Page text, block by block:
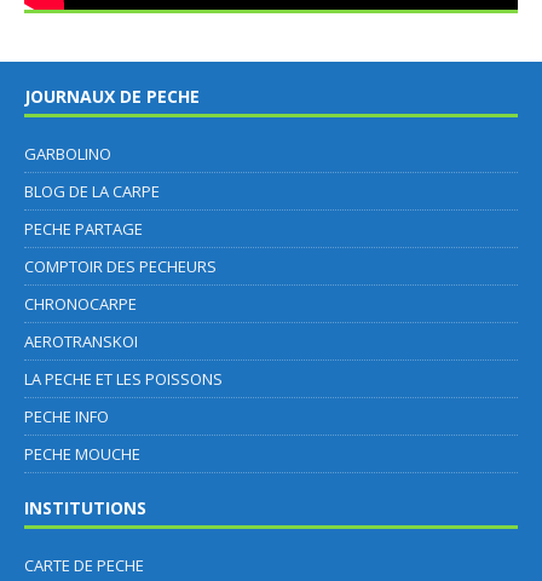
JOURNAUX DE PECHE
GARBOLINO
BLOG DE LA CARPE
PECHE PARTAGE
COMPTOIR DES PECHEURS
CHRONOCARPE
AEROTRANSKOI
LA PECHE ET LES POISSONS
PECHE INFO
PECHE MOUCHE
INSTITUTIONS
CARTE DE PECHE